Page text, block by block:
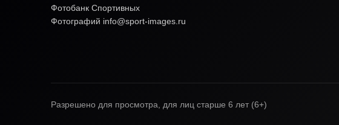
Фотобанк Спортивных
Фотографий info@sport-images.ru
Разрешено для просмотра, для лиц старше 6 лет (6+)